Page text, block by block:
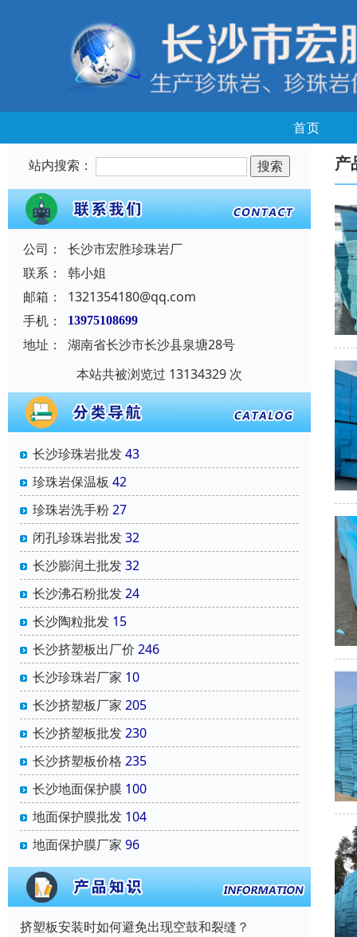
首页
站内搜索：
公司：
长沙市宏胜珍珠岩厂
联系：
韩小姐
邮箱：
1321354180@qq.com
手机：
13975108699
地址：
湖南省长沙市长沙县泉塘28号
本站共被浏览过 13134329 次
长沙珍珠岩批发43
珍珠岩保温板 42
珍珠岩洗手粉27
闭孔珍珠岩批发32
长沙膨润土批发32
长沙沸石粉批发24
长沙陶粒批发 15
长沙挤塑板出厂价 246
长沙珍珠岩厂家 10
长沙挤塑板厂家 205
长沙挤塑板批发230
长沙挤塑板价格 235
长沙地面保护膜 100
地面保护膜批发 104
地面保护膜厂家 96
挤塑板安装时如何避免出现空鼓和裂缝？
产